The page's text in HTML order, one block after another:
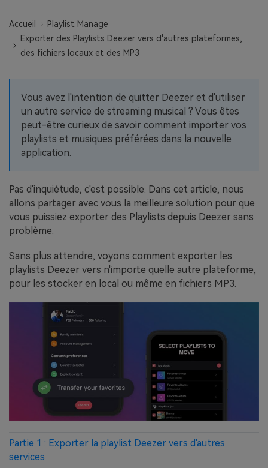
Accueil
Playlist Manage
Exporter des Playlists Deezer vers d'autres plateformes,
des fichiers locaux et des MP3
Vous avez l'intention de quitter Deezer et d'utiliser
un autre service de streaming musical ? Vous êtes
peut-être curieux de savoir comment importer vos
playlists et musiques préférées dans la nouvelle
application.
Pas d'inquiétude, c'est possible. Dans cet article, nous
allons partager avec vous la meilleure solution pour que
vous puissiez exporter des Playlists depuis Deezer sans
problème.
Sans plus attendre, voyons comment exporter les
playlists Deezer vers n'importe quelle autre plateforme,
pour les stocker en local ou même en fichiers MP3.
Partie 1 : Exporter la playlist Deezer vers d'autres
services